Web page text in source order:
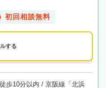
初回相談無料
する
歩10分以内 / 京阪線「北浜